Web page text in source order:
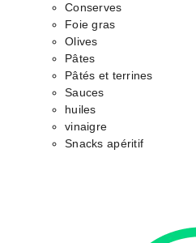
Conserves
Foie gras
Olives
Pâtes
Pâtés et terrines
Sauces
huiles
vinaigre
Snacks apéritif